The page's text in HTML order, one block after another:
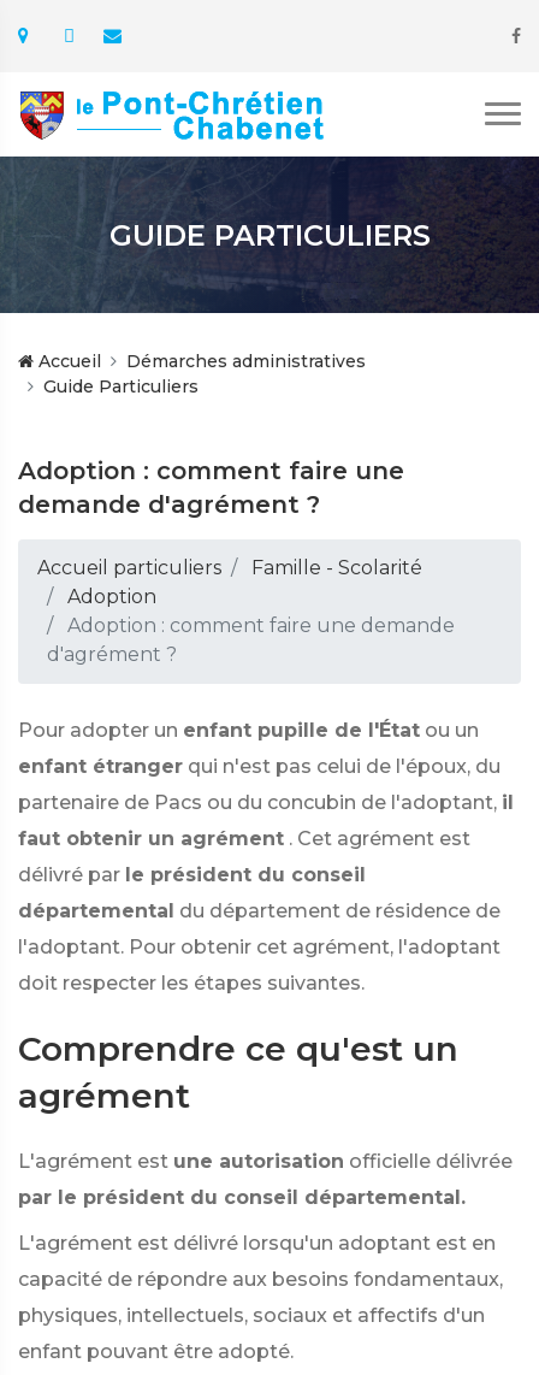
GUIDE PARTICULIERS
Accueil
Démarches administratives
Guide Particuliers
Adoption : comment faire une
demande d'agrément ?
Accueil particuliers
Famille - Scolarité
Adoption
Adoption : comment faire une demande
d'agrément ?
Pour adopter un enfant pupille de l'État ou un
enfant étranger qui n'est pas celui de l'époux, du
partenaire de Pacs ou du concubin de l'adoptant, il
faut obtenir un agrément . Cet agrément est
délivré par le président du conseil
départemental du département de résidence de
l'adoptant. Pour obtenir cet agrément, l'adoptant
doit respecter les étapes suivantes.
Comprendre ce qu'est un
agrément
L'agrément est une autorisation officielle délivrée
par le président du conseil départemental.
L'agrément est délivré lorsqu'un adoptant est en
capacité de répondre aux besoins fondamentaux,
physiques, intellectuels, sociaux et affectifs d'un
enfant pouvant être adopté.